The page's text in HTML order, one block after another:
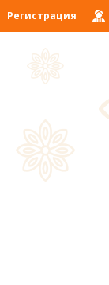
Регистрация